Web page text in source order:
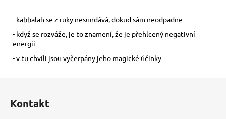
- kabbalah se z ruky nesundává, dokud sám neodpadne
- když se rozváže, je to znamení, že je přehlcený negativní
energii
- v tu chvíli jsou vyčerpány jeho magické účinky
Kontakt